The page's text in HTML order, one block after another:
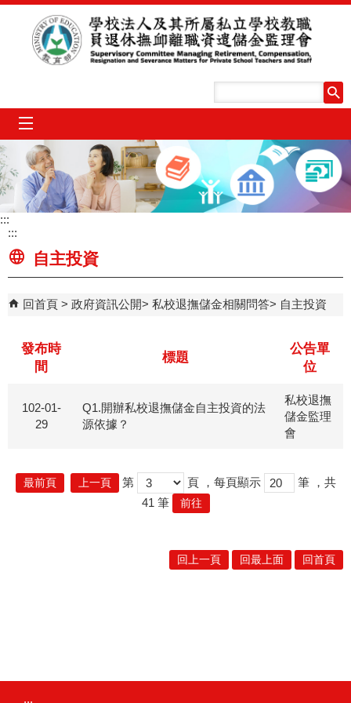
跳到主要內容區塊
:::
:::
自主投資
回首頁 政府資訊公開 私校退撫儲金相關問答 自主投資
發布時
間
標題
公告單
位
102-01-
29
Q1.開辦私校退撫儲金自主投資的法
源依據？
私校退撫
儲金監理
會
最前頁 上一頁 第 頁 ，每頁顯示 筆
，共
41 筆 前往
回上一頁 回最上面 回首頁